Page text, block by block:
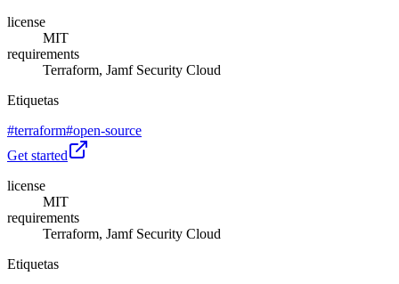
license
MIT
requirements
Terraform, Jamf Security Cloud
Etiquetas
#terraform#open-source
Get started
license
MIT
requirements
Terraform, Jamf Security Cloud
Etiquetas